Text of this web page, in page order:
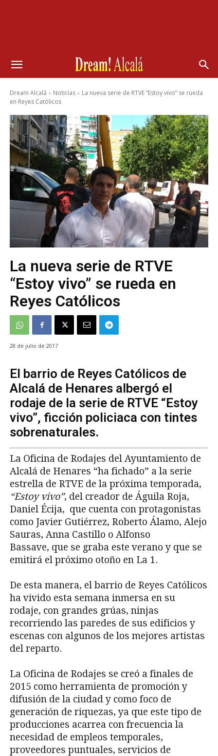
Dream Alcalá Noticias
La nueva serie de RTVE “Estoy vivo” se rueda
en Reyes Católicos
La nueva serie de RTVE
“Estoy vivo” se rueda en
Reyes Católicos
28 de julio de 2017
El barrio de Reyes Católicos de
Alcalá de Henares albergó el
rodaje de la serie de RTVE “Estoy
vivo”, ficción policiaca con tintes
sobrenaturales.
La Oficina de Rodajes del Ayuntamiento de
Alcalá de Henares “ha fichado” a la serie
estrella de RTVE de la próxima temporada,
“Estoy vivo”, del creador de Águila Roja,
Daniel Écija, que cuenta con protagonistas
como Javier Gutiérrez, Roberto Álamo, Alejo
Sauras, Anna Castillo o Alfonso
Bassave, que se graba este verano y que se
emitirá el próximo otoño en La 1.
De esta manera, el barrio de Reyes Católicos
ha vivido esta semana inmersa en su
rodaje, con grandes grúas, ninjas
recorriendo las paredes de sus edificios y
escenas con algunos de los mejores artistas
del reparto.
La Oficina de Rodajes se creó a finales de
2015 como herramienta de promoción y
difusión de la ciudad y como foco de
generación de riquezas, ya que este tipo de
producciones acarrea con frecuencia la
necesidad de empleos temporales,
proveedores puntuales, servicios de